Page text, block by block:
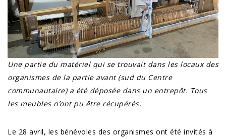
Une partie du matériel qui se trouvait dans les locaux des
organismes de la partie avant (sud du Centre
communautaire) a été déposée dans un entrepôt. Tous
les meubles n’ont pu être récupérés.
Le 28 avril, les bénévoles des organismes ont été invités à